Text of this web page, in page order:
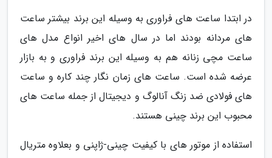
در ابتدا ساعت های فراوری به وسیله این برند بیشتر ساعت
های مردانه بودند اما در سال های اخیر انواع مدل های
ساعت مچی زنانه هم به وسیله این برند فراوری و به بازار
عرضه شده است. ساعت های زمان نگار چند کاره و ساعت
های فولادی ضد زنگ آنالوگ و دیجیتال از جمله ساعت های
محبوب این برند چینی هستند.
استفاده از موتور های با کیفیت چینی-ژاپنی و بعلاوه متریال